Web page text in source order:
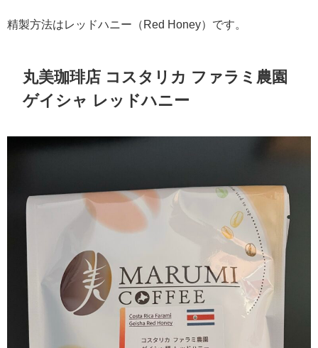
精製方法はレッドハニー（Red Honey）です。
丸美珈琲店 コスタリカ ファラミ農園
ゲイシャ レッドハニー